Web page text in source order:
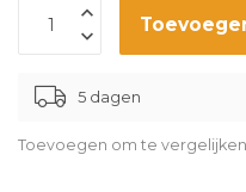
5 dagen
Toevoegen om te vergelijken